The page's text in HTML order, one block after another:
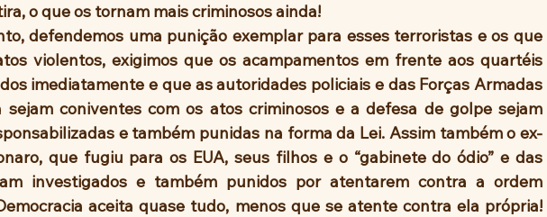
o que os tornam mais criminosos ainda!
violentos, exigimos que os acampamentos em frente aos quartéis
imediatamente e que as autoridades policiais e das Forças Armadas
coniventes com os atos criminosos e a defesa de golpe sejam
e também punidas na forma da Lei. Assim também o ex-
que fugiu para os EUA, seus filhos e o “gabinete do ódio” e das
investigados e também punidos por atentarem contra a ordem
aceita quase tudo, menos que se atente contra ela própria!